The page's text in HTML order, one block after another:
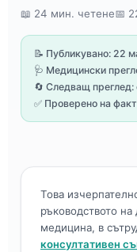
📖 24 мин. четене📅
📝 Публикувано: 22
🩺 Медицински
🔄 Следващ
✅ Проверено на
Това
ръководството
медицина, в
консултативен